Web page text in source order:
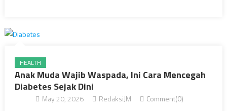
HEALTH
Anak Muda Wajib Waspada, Ini Cara Mencegah
Diabetes Sejak Dini
May 20, 2026 RedaksiJM Comment(0)